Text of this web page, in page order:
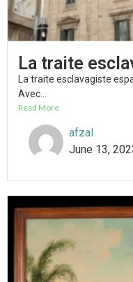
La traite
La traite esclavagiste
Avec...
Read More
afzal
June 13,